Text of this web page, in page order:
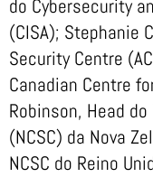
do Cybersecurity
(CISA); Stephanie
Security Centre
Canadian Centre
Robinson, Head
(NCSC) da Nova
NCSC do Reino